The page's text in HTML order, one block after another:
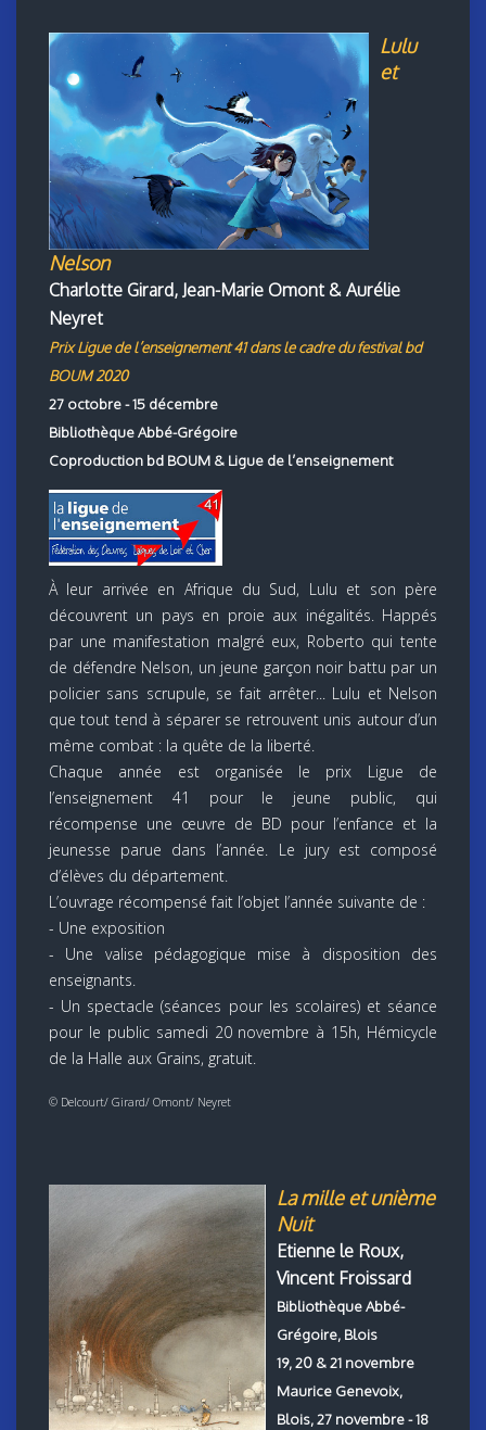
Lulu
et
Nelson
Charlotte Girard, Jean-Marie Omont & Aurélie
Neyret
Prix Ligue de l’enseignement 41 dans le cadre du festival bd
BOUM 2020
27 octobre - 15 décembre
Bibliothèque Abbé-Grégoire
Coproduction bd BOUM & Ligue de l’enseignement
À leur arrivée en Afrique du Sud, Lulu et son père
découvrent un pays en proie aux inégalités. Happés
par une manifestation malgré eux, Roberto qui tente
de défendre Nelson, un jeune garçon noir battu par un
policier sans scrupule, se fait arrêter... Lulu et Nelson
que tout tend à séparer se retrouvent unis autour d’un
même combat : la quête de la liberté.
Chaque année est organisée le prix Ligue de
l’enseignement 41 pour le jeune public, qui
récompense une œuvre de BD pour l’enfance et la
jeunesse parue dans l’année. Le jury est composé
d’élèves du département.
L’ouvrage récompensé fait l’objet l’année suivante de :
- Une exposition
- Une valise pédagogique mise à disposition des
enseignants.
- Un spectacle (séances pour les scolaires) et séance
pour le public samedi 20 novembre à 15h, Hémicycle
de la Halle aux Grains, gratuit.
© Delcourt/ Girard/ Omont/ Neyret
La mille et unième
Nuit
Etienne le Roux,
Vincent Froissard
Bibliothèque Abbé-
Grégoire, Blois
19, 20 & 21 novembre
Maurice Genevoix,
Blois, 27 novembre - 18